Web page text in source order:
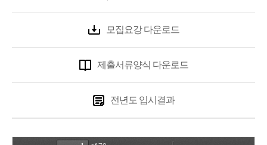
모집요강 다운로드
제출서류양식 다운로드
전년도 입시결과